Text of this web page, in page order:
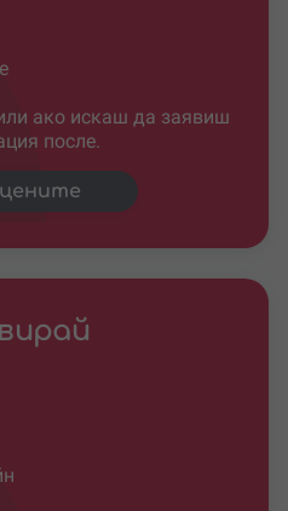
ако искаш да заявиш
после.